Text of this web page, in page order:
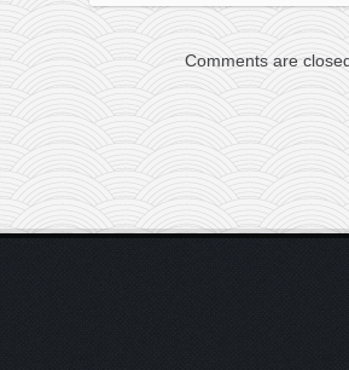
чартеров
Польши
на
моря
в
Испанию,
Турцию
Грецию
Comments are